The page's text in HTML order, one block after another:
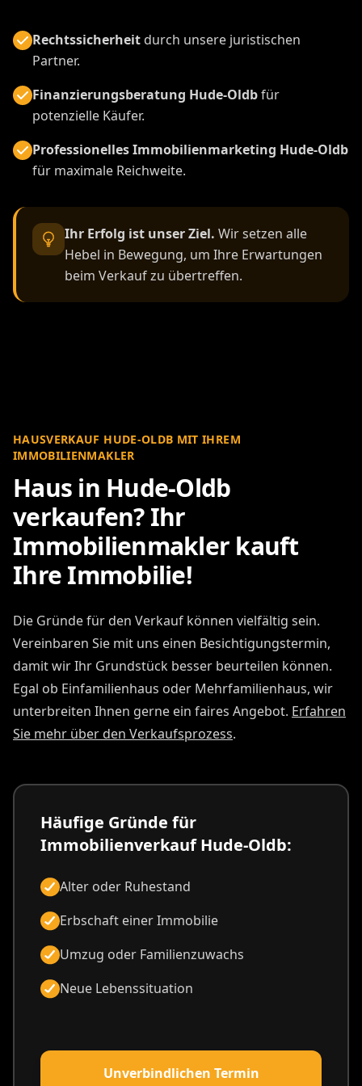
Rechtssicherheitdurch unsere juristischen
Partner.
Finanzierungsberatung Hude-Oldbfür
potenzielle Käufer.
Professionelles Immobilienmarketing Hude-Oldb
für maximale Reichweite.
Ihr Erfolg ist unser Ziel. Wir setzen alle
Hebel in Bewegung, um Ihre Erwartungen
beim Verkauf zu übertreffen.
HAUSVERKAUF HUDE-OLDB MIT IHREM
IMMOBILIENMAKLER
Haus in Hude-Oldb
verkaufen? Ihr
Immobilienmakler kauft
Ihre Immobilie!
Die Gründe für den Verkauf können vielfältig sein.
Vereinbaren Sie mit uns einen Besichtigungstermin,
damit wir Ihr Grundstück besser beurteilen können.
Egal ob Einfamilienhaus oder Mehrfamilienhaus, wir
unterbreiten Ihnen gerne ein faires Angebot. Erfahren
Sie mehr über den Verkaufsprozess.
Häufige Gründe für
Immobilienverkauf Hude-Oldb:
Alter oder Ruhestand
Erbschaft einer Immobilie
Umzug oder Familienzuwachs
Neue Lebenssituation
Unverbindlichen Termin